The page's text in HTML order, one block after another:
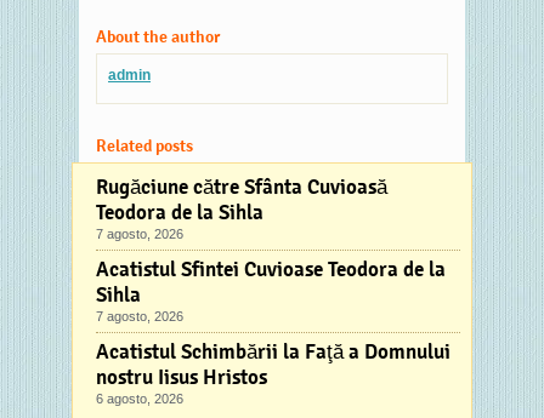
profunzimea trăirii
creștine a unui
popor Sfântul
Sinod al Bisericii
Române a
proclamat anul
2023 drept Anul
omagial al
pastorației
persoanelor
vârstnice și Anul
comemorativ al
imnografilor și
cântăreților
bisericești.…
About the author
admin
Related posts
Rugăciune către Sfânta Cuvioasă
Teodora de la Sihla
7 agosto, 2026
Acatistul Sfintei Cuvioase Teodora de la
Sihla
7 agosto, 2026
Acatistul Schimbării la Faţă a Domnului
nostru Iisus Hristos
6 agosto, 2026